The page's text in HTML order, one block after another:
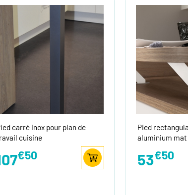
carré inox pour plan de
cuisine
€50
Pied
aluminium mat
53€50